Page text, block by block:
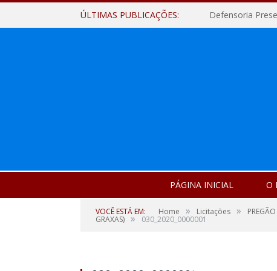
ÚLTIMAS PUBLICAÇÕES: Defensoria
PÁGINA INICIAL O
VOCÊ ESTÁ EM: Home » Licitações »
GRAXAS) » 030_2020_0000001